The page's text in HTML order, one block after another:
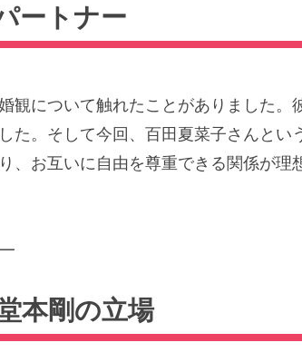
ートナー
観について触れたことがありました
た。そして今回、百田夏菜子さんと
、お互いに自由を尊重できる関係が
本剛の立場